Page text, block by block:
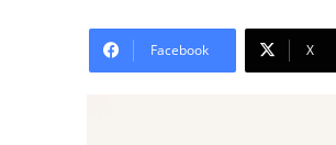
Facebook X